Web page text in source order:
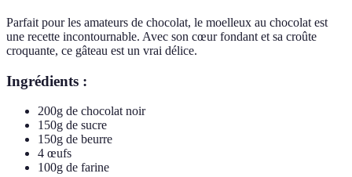
Parfait pour les amateurs de chocolat, le moelleux au chocolat est
une recette incontournable. Avec son cœur fondant et sa croûte
croquante, ce gâteau est un vrai délice.
Ingrédients :
200g de chocolat noir
150g de sucre
150g de beurre
4 œufs
100g de farine